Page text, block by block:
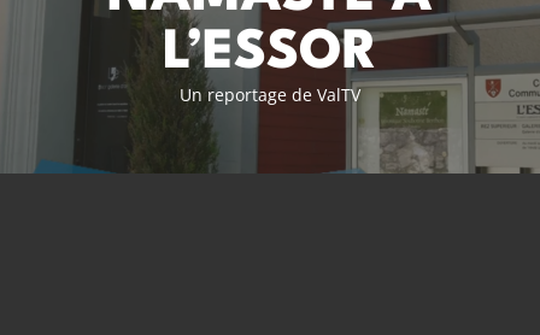
L’ESSOR
Un reportage de ValTV